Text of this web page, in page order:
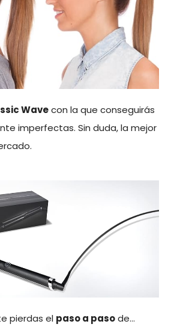
Wavecon la que conseguirás
imperfectas. Sin duda, la mejor
pierdas el paso a pasode…